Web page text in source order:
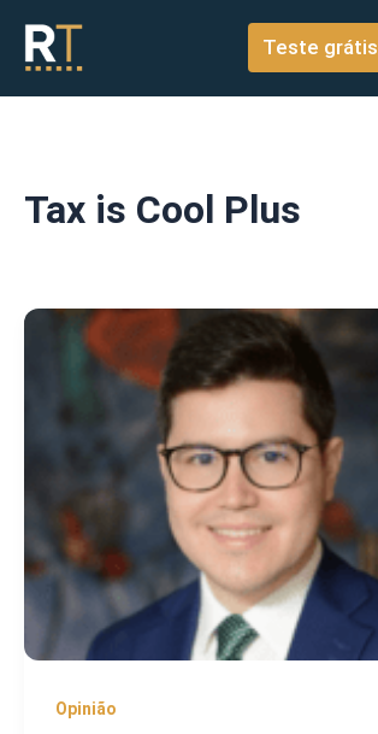
conteúdo
Teste grátis
Tax is Cool Plus
Opinião